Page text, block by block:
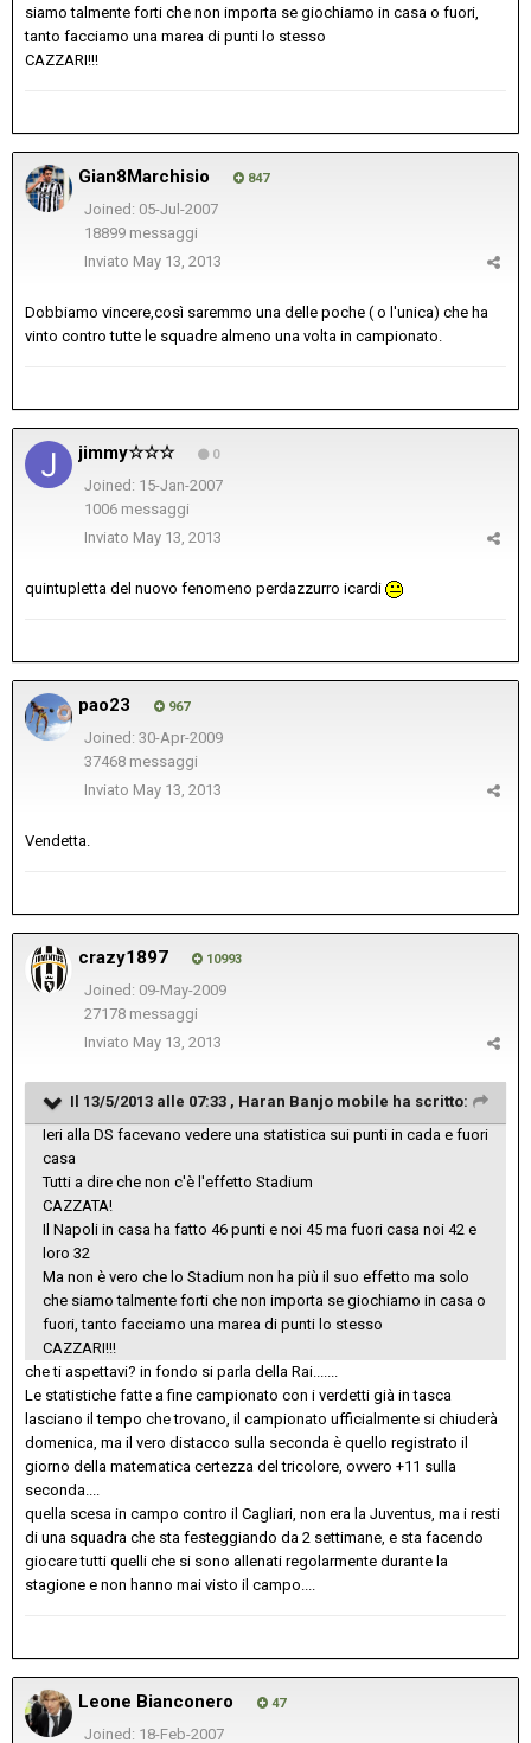
siamo talmente forti che non importa se giochiamo in casa o fuori,
tanto facciamo una marea di punti lo stesso
CAZZARI!!!
Gian8Marchisio 847
Joined: 05-Jul-2007
18899 messaggi
Inviato May 13, 2013
Dobbiamo vincere,così saremmo una delle poche ( o l'unica) che ha
vinto contro tutte le squadre almeno una volta in campionato.
jimmy☆☆☆ 0
Joined: 15-Jan-2007
1006 messaggi
Inviato May 13, 2013
quintupletta del nuovo fenomeno perdazzurro icardi
pao23 967
Joined: 30-Apr-2009
37468 messaggi
Inviato May 13, 2013
Vendetta.
crazy1897 10993
Joined: 09-May-2009
27178 messaggi
Inviato May 13, 2013
Il 13/5/2013 alle 07:33 , Haran Banjo mobile ha scritto:
Ieri alla DS facevano vedere una statistica sui punti in cada e fuori
casa
Tutti a dire che non c'è l'effetto Stadium
CAZZATA!
Il Napoli in casa ha fatto 46 punti e noi 45 ma fuori casa noi 42 e
loro 32
Ma non è vero che lo Stadium non ha più il suo effetto ma solo
che siamo talmente forti che non importa se giochiamo in casa o
fuori, tanto facciamo una marea di punti lo stesso
CAZZARI!!!
che ti aspettavi? in fondo si parla della Rai.......
Le statistiche fatte a fine campionato con i verdetti già in tasca
lasciano il tempo che trovano, il campionato ufficialmente si chiuderà
domenica, ma il vero distacco sulla seconda è quello registrato il
giorno della matematica certezza del tricolore, ovvero +11 sulla
seconda....
quella scesa in campo contro il Cagliari, non era la Juventus, ma i resti
di una squadra che sta festeggiando da 2 settimane, e sta facendo
giocare tutti quelli che si sono allenati regolarmente durante la
stagione e non hanno mai visto il campo....
Leone Bianconero 47
Joined: 18-Feb-2007